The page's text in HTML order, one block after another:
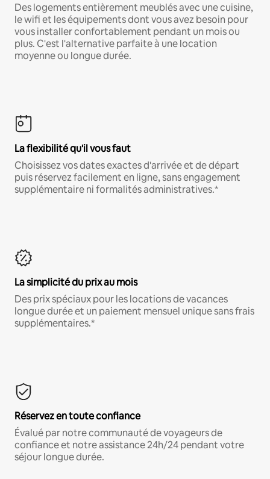
Des logements entièrement meublés avec une cuisine,
le wifi et les équipements dont vous avez besoin pour
vous installer confortablement pendant un mois ou
plus. C'est l'alternative parfaite à une location
moyenne ou longue durée.
La flexibilité qu'il vous faut
Choisissez vos dates exactes d'arrivée et de départ
puis réservez facilement en ligne, sans engagement
supplémentaire ni formalités administratives.*
La simplicité du prix au mois
Des prix spéciaux pour les locations de vacances
longue durée et un paiement mensuel unique sans frais
supplémentaires.*
Réservez en toute confiance
Évalué par notre communauté de voyageurs de
confiance et notre assistance 24h/24 pendant votre
séjour longue durée.